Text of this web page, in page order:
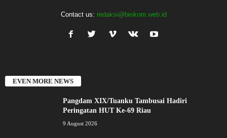
Contact us: redaksi@biskom.web.id
EVEN MORE NEWS
Pangdam XIX/Tuanku Tambusai Hadiri
Peringatan HUT Ke-69 Riau
9 August 2026